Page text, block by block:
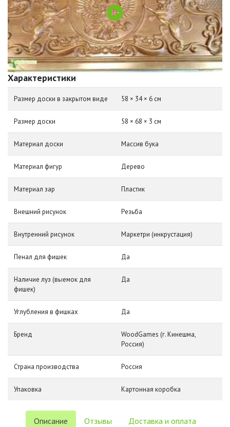
Характеристики
Размер доски в закрытом виде 58 × 34 × 6 см
Размер доски 58 × 68 × 3 см
Материал доски Массив бука
Материал фигур Дерево
Материал зар Пластик
Внешний рисунок Резьба
Внутренний рисунок Маркетри (инкрустация)
Пенал для фишек Да
Наличие луз (выемок для
фишек)
Да
Углубления в фишках Да
Бренд
WoodGames (г. Кинешма,
Россия)
Страна производства Россия
Упаковка Картонная коробка
Описание Отзывы Доставка и оплата